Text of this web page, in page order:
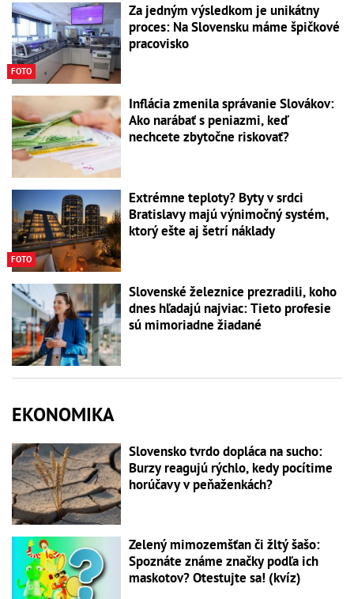
FOTO
Za jedným výsledkom je unikátny
proces: Na Slovensku máme špičkové
pracovisko
Inflácia zmenila správanie Slovákov:
Ako narábať s peniazmi, keď
nechcete zbytočne riskovať?
FOTO
Extrémne teploty? Byty v srdci
Bratislavy majú výnimočný systém,
ktorý ešte aj šetrí náklady
Slovenské železnice prezradili, koho
dnes hľadajú najviac: Tieto profesie
sú mimoriadne žiadané
EKONOMIKA
Slovensko tvrdo dopláca na sucho:
Burzy reagujú rýchlo, kedy pocítime
horúčavy v peňaženkách?
Zelený mimozemšťan či žltý šašo:
Spoznáte známe značky podľa ich
maskotov? Otestujte sa! (kvíz)